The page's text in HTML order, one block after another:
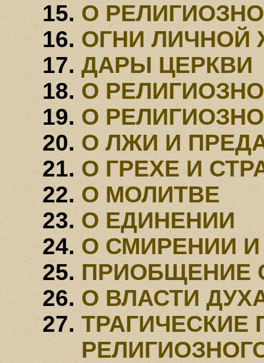
О
ОГНИ ЛИЧНОЙ
ДАРЫ ЦЕРКВИ
О
О
О ЛЖИ И
О ГРЕХЕ И
О МОЛИТВЕ
О ЕДИНЕНИИ
О СМИРЕНИИ
ПРИОБЩЕНИЕ
О ВЛАСТИ